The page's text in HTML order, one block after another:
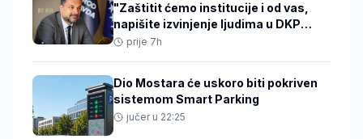
"Zaštitit ćemo institucije i od vas,
napišite izvinjenje ljudima u DKP
mreži"
prije 7h
Dio Mostara će uskoro biti pokriven
sistemom Smart Parking
jučer u 22:25